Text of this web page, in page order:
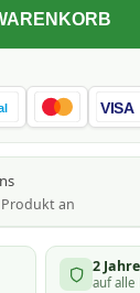
VISA
an
2
auf alle